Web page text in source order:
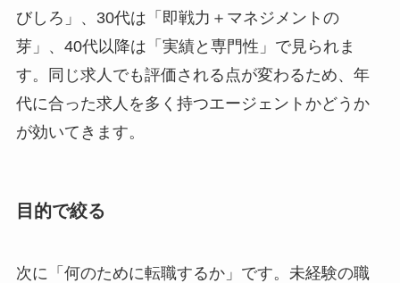
びしろ」、30代は「即戦力＋マネジメントの
芽」、40代以降は「実績と専門性」で見られま
す。同じ求人でも評価される点が変わるため、年
代に合った求人を多く持つエージェントかどうか
が効いてきます。
目的で絞る
次に「何のために転職するか」です。未経験の職